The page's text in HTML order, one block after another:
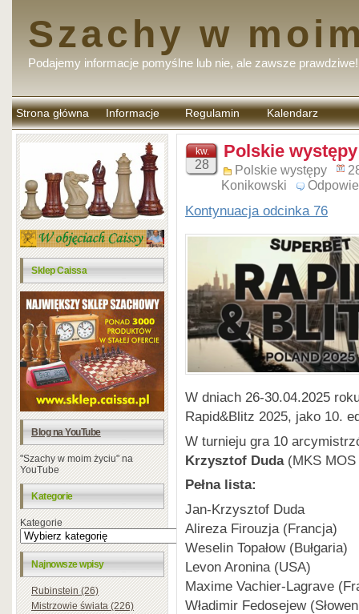
Szachy w
Podajemy informacje pomyślne lub nie, ale zawsze prawdziwe!
Strona główna Informacje Regulamin
komentarzy
Kalendarz
Sklep Caissa
Blog na YouTube
"Szachy w moim życiu" na
YouTube
Kategorie
Kategorie
Najnowsze wpisy
Rubinstein (26)
Mistrzowie świata (226)
kw.
28
Polskie występy
Polskie występy
Konikowski
Kontynuacja odcinka 76
W dniach 26-30.04.2025
Rapid&Blitz 2025, jako 10.
W turnieju gra 10
Krzysztof Duda(MKS
Pełna lista:
Jan-Krzysztof Duda
Alireza Firouzja (Francja)
Weselin Topałow (Bułgaria)
Levon Aronina (USA)
Maxime Vachier-Lagrave
Władimir Fedosejew